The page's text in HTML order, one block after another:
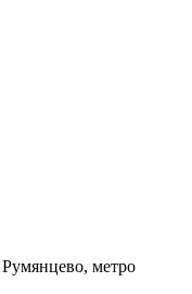
метро